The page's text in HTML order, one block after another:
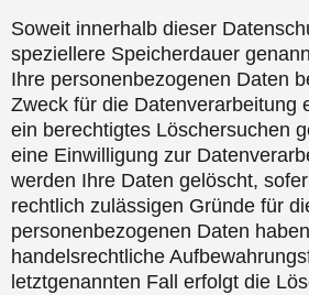
Soweit innerhalb dieser
speziellere Speicherdauer
Ihre personenbezogenen Daten
Zweck für die Datenverarbeitung
ein berechtigtes Löschersuchen
eine Einwilligung zur
werden Ihre Daten gelöscht,
rechtlich zulässigen Gründe für
personenbezogenen Daten
handelsrechtliche
letztgenannten Fall erfolgt die